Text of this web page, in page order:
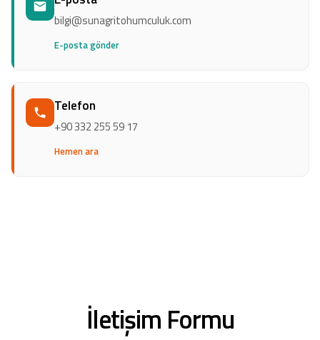
bilgi@sunagritohumculuk.com
E-posta gönder
Telefon
+90 332 255 59 17
Hemen ara
İletişim Formu